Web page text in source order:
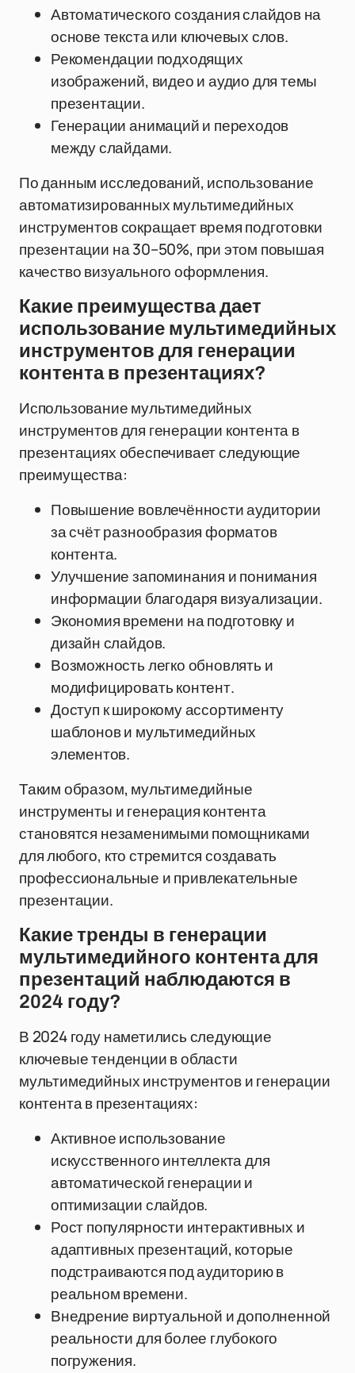
Автоматического создания слайдов на
основе текста или ключевых слов.
Рекомендации подходящих
изображений, видео и аудио для темы
презентации.
Генерации анимаций и переходов
между слайдами.
По данным исследований, использование
автоматизированных мультимедийных
инструментов сокращает время подготовки
презентации на 30–50%, при этом повышая
качество визуального оформления.
Какие преимущества дает
использование мультимедийных
инструментов для генерации
контента в презентациях?
Использование мультимедийных
инструментов для генерации контента в
презентациях обеспечивает следующие
преимущества:
Повышение вовлечённости аудитории
за счёт разнообразия форматов
контента.
Улучшение запоминания и понимания
информации благодаря визуализации.
Экономия времени на подготовку и
дизайн слайдов.
Возможность легко обновлять и
модифицировать контент.
Доступ к широкому ассортименту
шаблонов и мультимедийных
элементов.
Таким образом, мультимедийные
инструменты и генерация контента
становятся незаменимыми помощниками
для любого, кто стремится создавать
профессиональные и привлекательные
презентации.
Какие тренды в генерации
мультимедийного контента для
презентаций наблюдаются в
2024 году?
В 2024 году наметились следующие
ключевые тенденции в области
мультимедийных инструментов и генерации
контента в презентациях:
Активное использование
искусственного интеллекта для
автоматической генерации и
оптимизации слайдов.
Рост популярности интерактивных и
адаптивных презентаций, которые
подстраиваются под аудиторию в
реальном времени.
Внедрение виртуальной и дополненной
реальности для более глубокого
погружения.